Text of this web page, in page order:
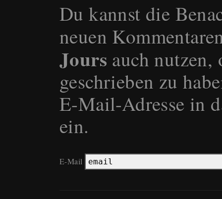
Du kannst die
neuen
Jours auch nutzen,
geschrieben zu
E-Mail-Adresse in
ein.
E-Mail